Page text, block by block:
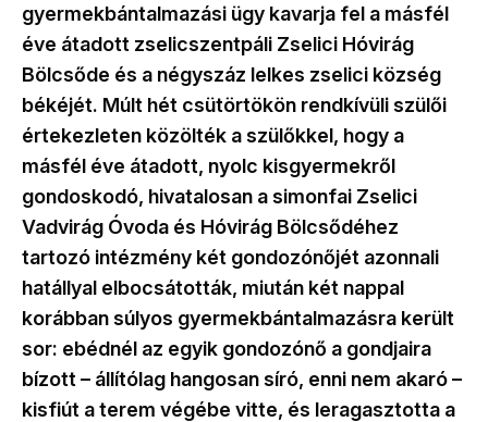
gyermekbántalmazási ügy kavarja fel a másfél
éve átadott zselicszentpáli Zselici Hóvirág
Bölcsőde és a négyszáz lelkes zselici község
békéjét. Múlt hét csütörtökön rendkívüli szülői
értekezleten közölték a szülőkkel, hogy a
másfél éve átadott, nyolc kisgyermekről
gondoskodó, hivatalosan a simonfai Zselici
Vadvirág Óvoda és Hóvirág Bölcsődéhez
tartozó intézmény két gondozónőjét azonnali
hatállyal elbocsátották, miután két nappal
korábban súlyos gyermekbántalmazásra került
sor: ebédnél az egyik gondozónő a gondjaira
bízott – állítólag hangosan síró, enni nem akaró –
kisfiút a terem végébe vitte, és leragasztotta a